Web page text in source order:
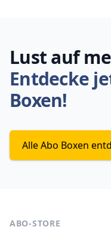
Lust auf
Entdecke
Boxen!
Alle Abo Boxen
ABO-STORE